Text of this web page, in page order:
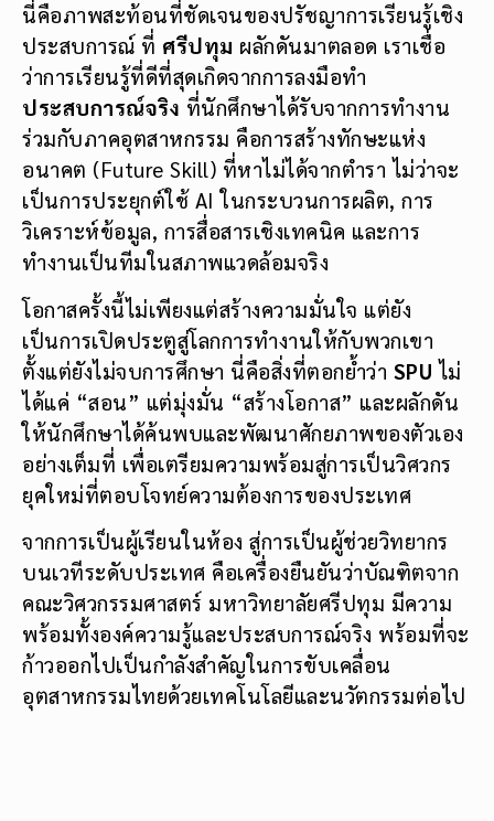
นี่คือภาพสะท้อนที่ชัดเจนของปรัชญาการเรียนรู้เชิง
ประสบการณ์ ที่ ศรีปทุม ผลักดันมาตลอด เราเชื่อ
ว่าการเรียนรู้ที่ดีที่สุดเกิดจากการลงมือทำ
ประสบการณ์จริง ที่นักศึกษาได้รับจากการทำงาน
ร่วมกับภาคอุตสาหกรรม คือการสร้างทักษะแห่ง
อนาคต (Future Skill) ที่หาไม่ได้จากตำรา ไม่ว่าจะ
เป็นการประยุกต์ใช้ AI ในกระบวนการผลิต, การ
วิเคราะห์ข้อมูล, การสื่อสารเชิงเทคนิค และการ
ทำงานเป็นทีมในสภาพแวดล้อมจริง
โอกาสครั้งนี้ไม่เพียงแต่สร้างความมั่นใจ แต่ยัง
เป็นการเปิดประตูสู่โลกการทำงานให้กับพวกเขา
ตั้งแต่ยังไม่จบการศึกษา นี่คือสิ่งที่ตอกย้ำว่า SPU ไม่
ได้แค่ “สอน” แต่มุ่งมั่น “สร้างโอกาส” และผลักดัน
ให้นักศึกษาได้ค้นพบและพัฒนาศักยภาพของตัวเอง
อย่างเต็มที่ เพื่อเตรียมความพร้อมสู่การเป็นวิศวกร
ยุคใหม่ที่ตอบโจทย์ความต้องการของประเทศ
จากการเป็นผู้เรียนในห้อง สู่การเป็นผู้ช่วยวิทยากร
บนเวทีระดับประเทศ คือเครื่องยืนยันว่าบัณฑิตจาก
คณะวิศวกรรมศาสตร์ มหาวิทยาลัยศรีปทุม มีความ
พร้อมทั้งองค์ความรู้และประสบการณ์จริง พร้อมที่จะ
ก้าวออกไปเป็นกำลังสำคัญในการขับเคลื่อน
อุตสาหกรรมไทยด้วยเทคโนโลยีและนวัตกรรมต่อไป